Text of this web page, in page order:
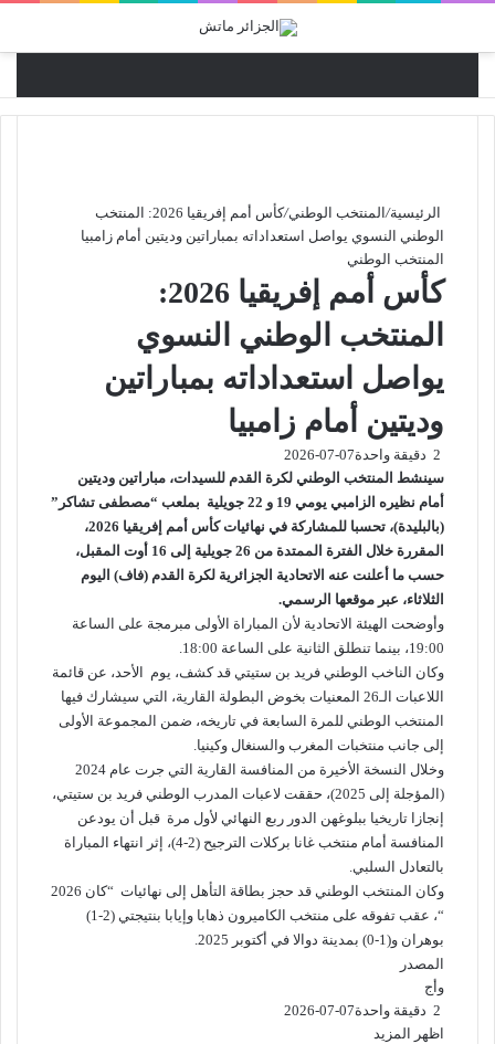
الرئيسية/المنتخب الوطني/
كأس أمم إفريقيا 2026: المنتخب
الوطني النسوي يواصل استعداداته بمباراتين وديتين أمام زامبيا
المنتخب الوطني
كأس أمم إفريقيا 2026:
المنتخب الوطني النسوي
يواصل استعداداته بمباراتين
وديتين أمام زامبيا
2026-07-07دقيقة واحدة
سينشط المنتخب الوطني لكرة القدم للسيدات، مباراتين وديتين
أمام نظيره الزامبي يومي 19 و 22 جويلية بملعب “مصطفى تشاكر”
(بالبليدة)، تحسبا للمشاركة في نهائيات كأس أمم إفريقيا 2026،
المقررة خلال الفترة الممتدة من 26 جويلية إلى 16 أوت المقبل،
حسب ما أعلنت عنه الاتحادية الجزائرية لكرة القدم (فاف) اليوم
الثلاثاء، عبر موقعها الرسمي.
وأوضحت الهيئة الاتحادية لأن المباراة الأولى مبرمجة على الساعة
19:00، بينما تنطلق الثانية على الساعة 18:00.
وكان الناخب الوطني فريد بن ستيتي قد كشف، يوم الأحد، عن قائمة
اللاعبات الـ26 المعنيات بخوض البطولة القارية، التي سيشارك فيها
المنتخب الوطني للمرة السابعة في تاريخه، ضمن المجموعة الأولى
إلى جانب منتخبات المغرب والسنغال وكينيا.
وخلال النسخة الأخيرة من المنافسة القارية التي جرت عام 2024
(المؤجلة إلى 2025)، حققت لاعبات المدرب الوطني فريد بن ستيتي،
إنجازا تاريخيا ببلوغهن الدور ربع النهائي لأول مرة قبل أن يودعن
المنافسة أمام منتخب غانا بركلات الترجيح (2-4)، إثر انتهاء المباراة
بالتعادل السلبي.
وكان المنتخب الوطني قد حجز بطاقة التأهل إلى نهائيات “كان 2026
“، عقب تفوقه على منتخب الكاميرون ذهابا وإيابا بنتيجتي (2-1)
بوهران و(1-0) بمدينة دوالا في أكتوبر 2025.
المصدر
وأج
2026-07-07دقيقة واحدة
اظهر المزيد